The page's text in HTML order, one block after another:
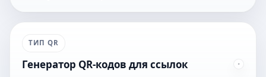
ТИП QR
Генератор QR-кодов для ссылок